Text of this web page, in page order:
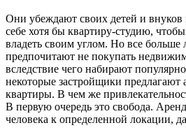
Они убеждают своих детей и внуков
себе хотя бы квартиру-студию,
владеть своим углом. Но все больше
предпочитают не покупать
вследствие чего набирают
некоторые застройщики предлагают
квартиры. В чем же
В первую очередь это свобода.
человека к определенной локации,